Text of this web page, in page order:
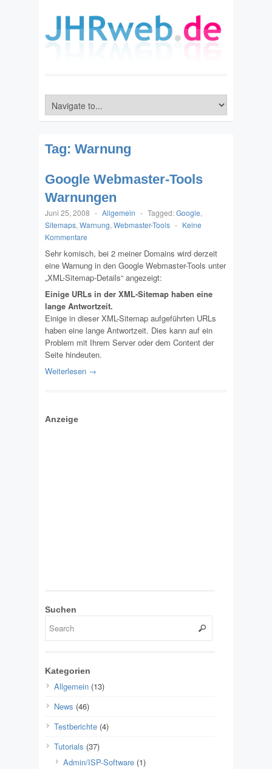
Tag: Warnung
Google Webmaster-Tools
Warnungen
Juni 25, 2008 - Allgemein - Tagged:Google,
Sitemaps, Warnung, Webmaster-Tools - Keine
Kommentare
Sehr komisch, bei 2 meiner Domains wird derzeit
eine Warnung in den Google Webmaster-Tools unter
„XML-Sitemap-Details“ angezeigt:
Einige URLs in der XML-Sitemap haben eine
lange Antwortzeit.
Einige in dieser XML-Sitemap aufgeführten URLs
haben eine lange Antwortzeit. Dies kann auf ein
Problem mit Ihrem Server oder dem Content der
Seite hindeuten.
Weiterlesen →
Anzeige
Suchen
Kategorien
Allgemein (13)
News (46)
Testberichte (4)
Tutorials (37)
Admin/ISP-Software (1)